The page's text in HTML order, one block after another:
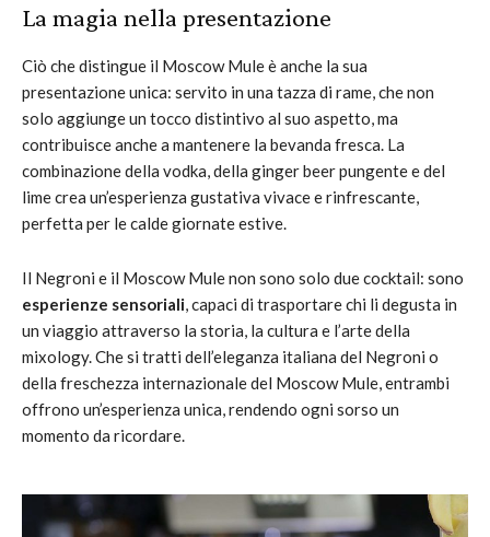
La magia nella presentazione
Ciò che distingue il Moscow Mule è anche la sua
presentazione unica: servito in una tazza di rame, che non
solo aggiunge un tocco distintivo al suo aspetto, ma
contribuisce anche a mantenere la bevanda fresca. La
combinazione della vodka, della ginger beer pungente e del
lime crea un’esperienza gustativa vivace e rinfrescante,
perfetta per le calde giornate estive.
Il Negroni e il Moscow Mule non sono solo due cocktail: sono
esperienze sensoriali, capaci di trasportare chi li degusta in
un viaggio attraverso la storia, la cultura e l’arte della
mixology. Che si tratti dell’eleganza italiana del Negroni o
della freschezza internazionale del Moscow Mule, entrambi
offrono un’esperienza unica, rendendo ogni sorso un
momento da ricordare.